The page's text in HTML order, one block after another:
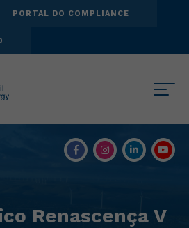
PORTAL DO COMPLIANCE
Renascença V